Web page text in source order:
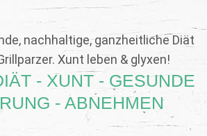
nachhaltige, ganzheitliche Diät
Xunt leben & glyxen!
- XUNT - GESUNDE
- ABNEHMEN